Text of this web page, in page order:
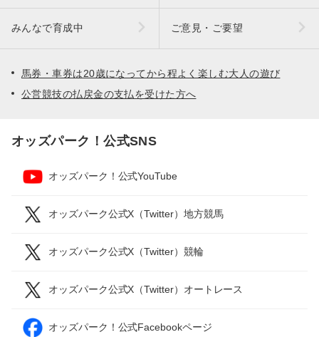
みんなで育成中 ご意見・ご要望
馬券・車券は20歳になってから程よく楽しむ大人の遊び
公営競技の払戻金の支払を受けた方へ
オッズパーク！公式SNS
オッズパーク！公式YouTube
オッズパーク公式X（Twitter）地方競馬
オッズパーク公式X（Twitter）競輪
オッズパーク公式X（Twitter）オートレース
オッズパーク！公式Facebookページ